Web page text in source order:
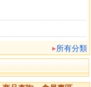
所有分類